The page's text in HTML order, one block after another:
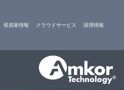
投資家情報 クラウドサービス 採用情報